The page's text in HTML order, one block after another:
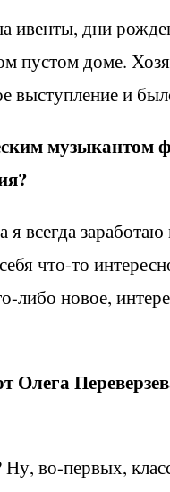
ивенты, дни
пустом доме.
выступление и
музыкантом
я всегда
что-то
либо новое,
Олега
во-первых,